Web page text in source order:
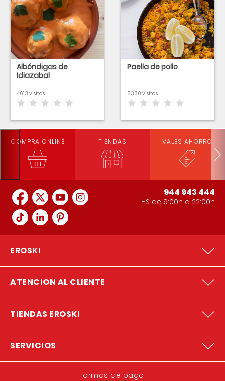
Albóndigas de
Idiazabal
4613 visitas
Paella de pollo
3330 visitas
COMPRA ONLINE TIENDAS VALES AHORRO
944 943 444
L-S de 9:00h a 22:00h
EROSKI
ATENCION AL CLIENTE
TIENDAS EROSKI
SERVICIOS
Formas de pago: